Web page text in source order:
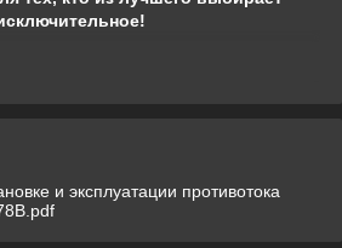
и эксплуатации противотока